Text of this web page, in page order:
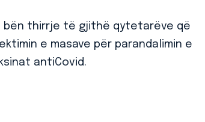
bën thirrje të gjithë qytetarëve që
e masave për parandalimin e
antiCovid.